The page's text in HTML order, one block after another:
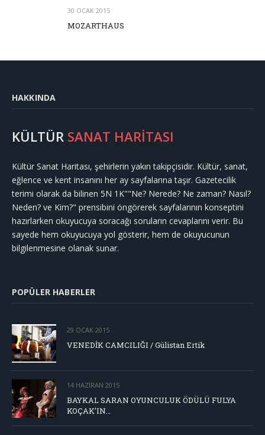
30 OCAK 2015
MOZARTHAUS
HAKKINDA
KÜLTÜR SANAT HARİTASI
Kültür Sanat Haritası, şehirlerin yakın takipçisidir. Kültür, sanat,
eğlence ve kent insanını her ay sayfalarına taşır. Gazetecilik
terimi olarak da bilinen 5N 1K""Ne? Nerede? Ne zaman? Nasıl?
Neden? ve Kim?" prensibini öngörerek sayfalarının konseptini
hazırlarken okuyucuya soracağı soruların cevaplarını verir. Bu
sayede hem okuyucuya yol gösterir, hem de okuyucunun
bilgilenmesine olanak sunar.
POPÜLER HABERLER
29 OCAK 2015
VENEDİK CAMCILIĞI / Gülistan Ertik
14 HAZIRAN 2015
BAYKAL SARAN OYUNCULUK ÖDÜLÜ FULYA
KOÇAK’IN…